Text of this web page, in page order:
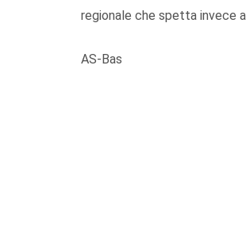
regionale che spetta invece
AS-Bas